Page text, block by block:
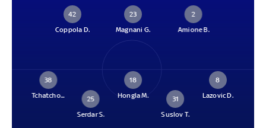
42
Coppola D.
23
Magnani G.
2
Amione B.
38
Tchatcho...
25
Serdar S.
18
Hongla M.
31
Suslov T.
8
Lazovic D.